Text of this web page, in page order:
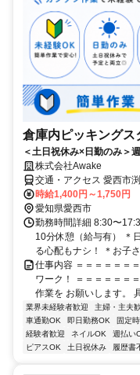
倉庫内ピッキングス
＜土日祝休み×日勤のみ＞
株式会社Awake
交通・アクセス 愛西市
時給1,400円～1,750円
愛知県愛西市
勤務時間詳細 8:30〜
10分休憩（給与有） ＊
る心配もナシ！ ＊お子
仕事内容 ＝＝＝＝＝＝
ワーク！ ＝＝＝＝＝＝
作業を お願いします。
業界未経験者歓迎 主婦・主夫
車通勤OK
即日勤務OK 固定
経験者歓迎
ネイルOK 週払い
ピアスOK
土日祝休み 履歴書